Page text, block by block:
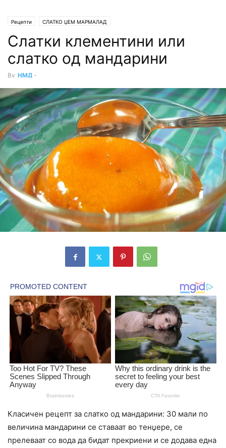
Рецепти СЛАТКО ЏЕМ МАРМАЛАД
Слатки клементини или
слатко од мандарини
By НМД -
Класичен рецепт за слатко од мандарини: 30 мали по
величина мандарини се ставаат во тенџере, се
прелеваат со вода да бидат прекриени и се додава една